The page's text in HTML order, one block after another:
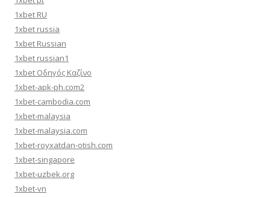
1xbet RU
1xbet russia
1xbet Russian
1xbet russian1
1xbet Οδηγός Καζίνο
1xbet-apk-ph.com2
1xbet-cambodia.com
1xbet-malaysia
1xbet-malaysia.com
1xbet-royxatdan-otish.com
1xbet-singapore
1xbet-uzbek.org
1xbet-vn